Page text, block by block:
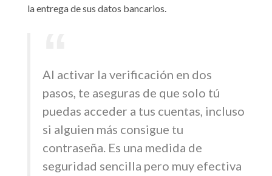
la entrega de sus datos bancarios.
Al activar la verificación en dos
pasos, te aseguras de que solo tú
puedas acceder a tus cuentas, incluso
si alguien más consigue tu
contraseña. Es una medida de
seguridad sencilla pero muy efectiva